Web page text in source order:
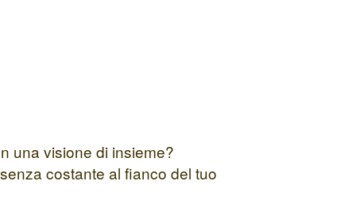
una visione di insieme?
costante al fianco del tuo